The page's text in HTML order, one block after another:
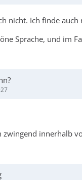
nicht. Ich finde
Sprache, und im
innerhalb